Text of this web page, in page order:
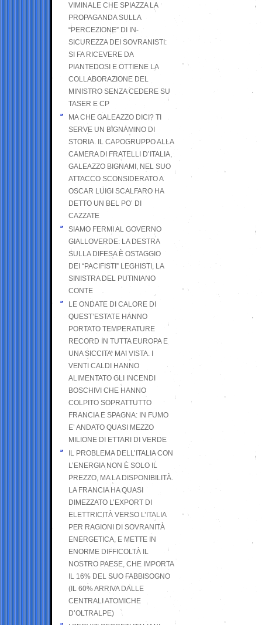
VIMINALE CHE SPIAZZA LA
PROPAGANDA SULLA
“PERCEZIONE” DI IN-
SICUREZZA DEI SOVRANISTI:
SI FA RICEVERE DA
PIANTEDOSI E OTTIENE LA
COLLABORAZIONE DEL
MINISTRO SENZA CEDERE SU
TASER E CP
MA CHE GALEAZZO DICI? TI
SERVE UN BIGNAMINO DI
STORIA. IL CAPOGRUPPO ALLA
CAMERA DI FRATELLI D’ITALIA,
GALEAZZO BIGNAMI, NEL SUO
ATTACCO SCONSIDERATO A
OSCAR LUIGI SCALFARO HA
DETTO UN BEL PO’ DI
CAZZATE
SIAMO FERMI AL GOVERNO
GIALLOVERDE: LA DESTRA
SULLA DIFESA È OSTAGGIO
DEI “PACIFISTI” LEGHISTI, LA
SINISTRA DEL PUTINIANO
CONTE
LE ONDATE DI CALORE DI
QUEST’ESTATE HANNO
PORTATO TEMPERATURE
RECORD IN TUTTA EUROPA E
UNA SICCITA’ MAI VISTA. I
VENTI CALDI HANNO
ALIMENTATO GLI INCENDI
BOSCHIVI CHE HANNO
COLPITO SOPRATTUTTO
FRANCIA E SPAGNA: IN FUMO
E’ ANDATO QUASI MEZZO
MILIONE DI ETTARI DI VERDE
IL PROBLEMA DELL’ITALIA CON
L’ENERGIA NON È SOLO IL
PREZZO, MA LA DISPONIBILITÀ.
LA FRANCIA HA QUASI
DIMEZZATO L’EXPORT DI
ELETTRICITÀ VERSO L’ITALIA
PER RAGIONI DI SOVRANITÀ
ENERGETICA, E METTE IN
ENORME DIFFICOLTÀ IL
NOSTRO PAESE, CHE IMPORTA
IL 16% DEL SUO FABBISOGNO
(IL 60% ARRIVA DALLE
CENTRALI ATOMICHE
D’OLTRALPE)